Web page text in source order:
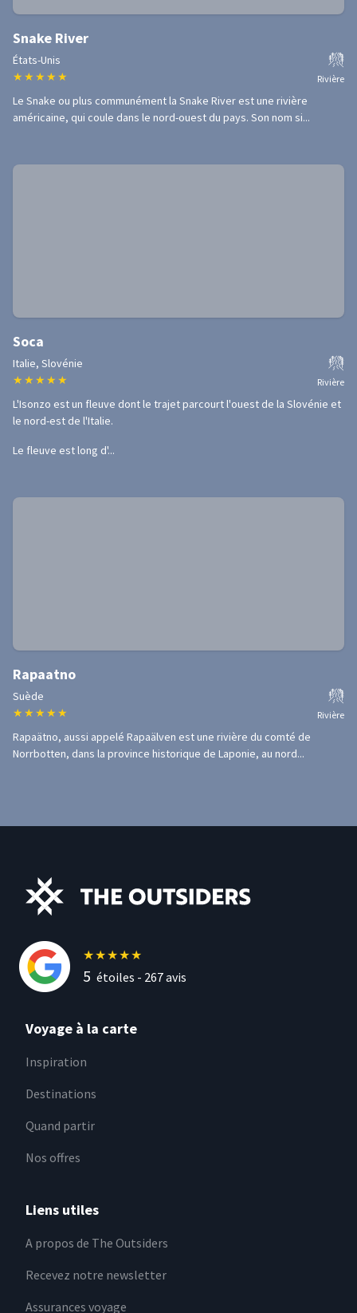
Snake River
États-Unis
★ ★ ★ ★ ★ Rivière
Le Snake ou plus communément la Snake River est une rivière
américaine, qui coule dans le nord-ouest du pays. Son nom si...
Soca
Italie, Slovénie
★ ★ ★ ★ ★ Rivière
L'Isonzo est un fleuve dont le trajet parcourt l'ouest de la Slovénie et
le nord-est de l'Italie.
Le fleuve est long d'...
Rapaatno
Suède
★ ★ ★ ★ ★ Rivière
Rapaätno, aussi appelé Rapaälven est une rivière du comté de
Norrbotten, dans la province historique de Laponie, au nord...
★★★★★
5 étoiles - 267avis
Voyage à la carte
Inspiration
Destinations
Quand partir
Nos offres
Liens utiles
A propos de The Outsiders
Recevez notre newsletter
Assurances voyage